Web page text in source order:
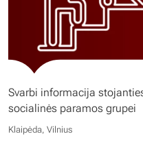
Svarbi informacija
socialinės paramos grupei
Klaipėda, Vilnius